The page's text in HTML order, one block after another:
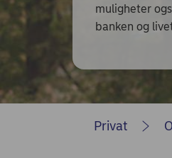
Nordea Finance
Fortsett
Nordea Liv
muligheter
banken og
Privat